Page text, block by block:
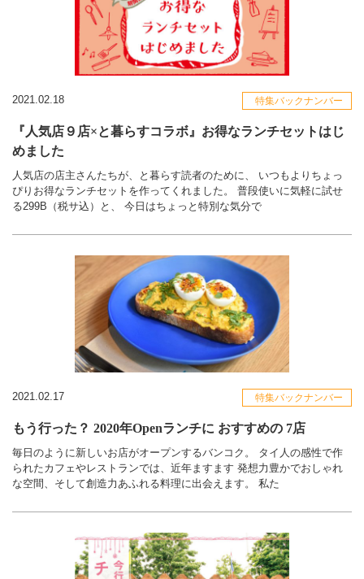
2021.02.18 特集バックナンバー
『人気店９店×と暮らすコラボ』お得なランチセットはじ
めました
人気店の店主さんたちが、と暮らす読者のために、 いつもよりちょっ
ぴりお得なランチセットを作ってくれました。 普段使いに気軽に試せ
る299B（税サ込）と、 今日はちょっと特別な気分で
2021.02.17 特集バックナンバー
もう行った？ 2020年Openランチに おすすめの 7店
毎日のように新しいお店がオープンするバンコク。 タイ人の感性で作
られたカフェやレストランでは、近年ますます 発想力豊かでおしゃれ
な空間、そして創造力あふれる料理に出会えます。 私た